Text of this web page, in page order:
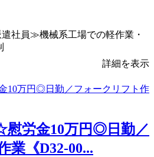
社員≫機械系工場での軽作業・
詳細を表示
慰労金10万円◎日勤／
業《D32-00...